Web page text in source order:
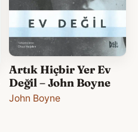
Artık Hiçbir Yer Ev
Değil – John Boyne
John Boyne